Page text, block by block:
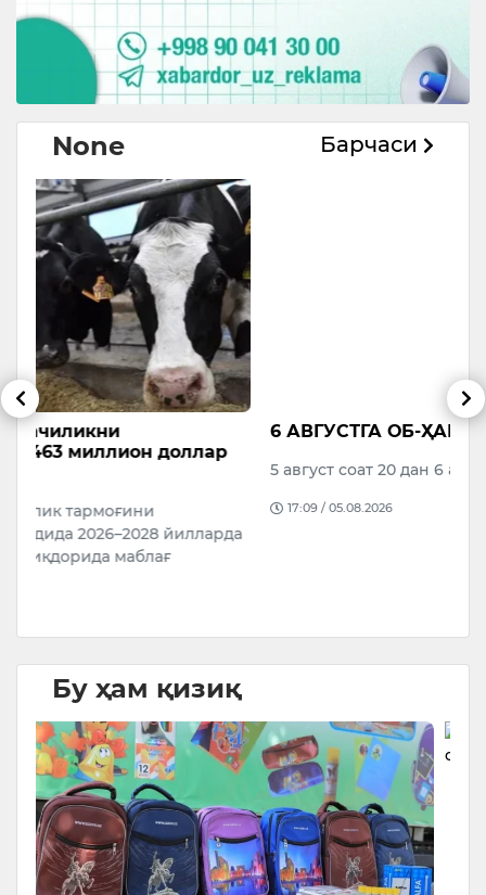
None Барчаси
6 АВГУСТГА ОБ-ҲАВО ПРОГНОЗИ
5 август соат 20 дан 6 август соат 20 гача
17:09 / 05.08.2026
Бу ҳам қизиқ